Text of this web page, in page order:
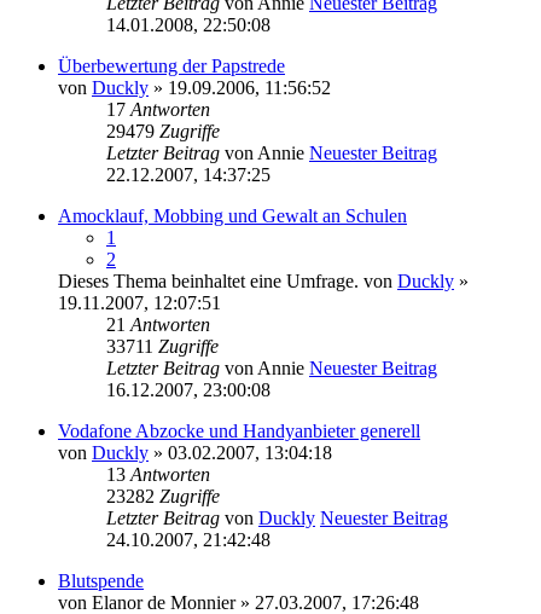
14.01.2008, 22:50:08
Überbewertung der Papstrede
von Duckly » 19.09.2006, 11:56:52
17 Antworten
29479 Zugriffe
Letzter Beitrag von Annie Neuester Beitrag
22.12.2007, 14:37:25
Amocklauf, Mobbing und Gewalt an Schulen
1
2
Dieses Thema beinhaltet eine Umfrage. von Duckly »
19.11.2007, 12:07:51
21 Antworten
33711 Zugriffe
Letzter Beitrag von Annie Neuester Beitrag
16.12.2007, 23:00:08
Vodafone Abzocke und Handyanbieter generell
von Duckly » 03.02.2007, 13:04:18
13 Antworten
23282 Zugriffe
Letzter Beitrag von Duckly Neuester Beitrag
24.10.2007, 21:42:48
Blutspende
von Elanor de Monnier» 27.03.2007, 17:26:48